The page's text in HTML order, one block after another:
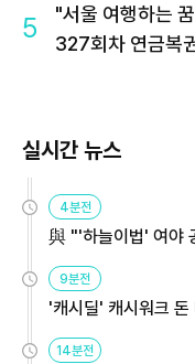
5
"서울 여행하는
327회차 연금복
실시간 뉴스
4분전
與 "'하늘이법' 여야
9분전
'캐시딜' 캐시워크
14분전